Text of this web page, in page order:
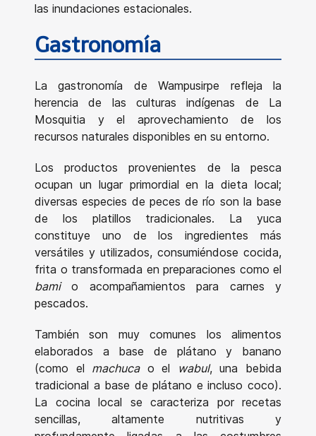
las inundaciones estacionales.
Gastronomía
La gastronomía de Wampusirpe refleja la
herencia de las culturas indígenas de La
Mosquitia y el aprovechamiento de los
recursos naturales disponibles en su entorno.
Los productos provenientes de la pesca
ocupan un lugar primordial en la dieta local;
diversas especies de peces de río son la base
de los platillos tradicionales. La yuca
constituye uno de los ingredientes más
versátiles y utilizados, consumiéndose cocida,
frita o transformada en preparaciones como el
bamio acompañamientos para carnes y
pescados.
También son muy comunes los alimentos
elaborados a base de plátano y banano
(como el machucao el wabul, una bebida
tradicional a base de plátano e incluso coco).
La cocina local se caracteriza por recetas
sencillas, altamente nutritivas y